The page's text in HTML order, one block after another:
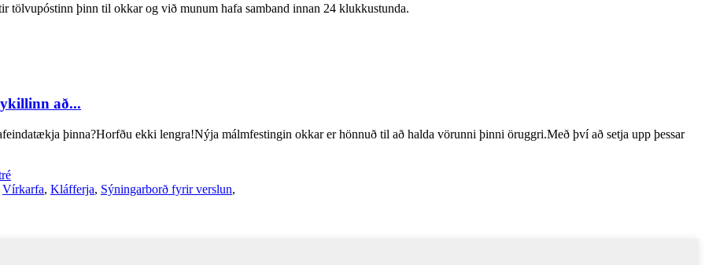
þinn til okkar og við munum hafa samband innan 24 klukkustunda.
að...
þinna?Horfðu ekki lengra!Nýja málmfestingin okkar er hönnuð til að halda vörunni þinni öruggri.Með því að setja upp þessar
Vírkarfa, Kláfferja, Sýningarborð fyrir verslun,